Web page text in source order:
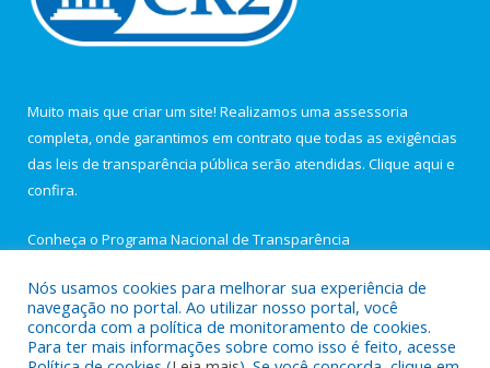
Muito mais que criar um site! Realizamos uma assessoria
completa, onde garantimos em contrato que todas as exigências
das leis de transparência pública serão atendidas. Clique aqui e
confira.
Conheça o Programa Nacional de Transparência
Todos os direitos reservados a Câmara Municipal de Igarapé-
Nós usamos cookies para melhorar sua experiência de
navegação no portal. Ao utilizar nosso portal, você
concorda com a política de monitoramento de cookies.
Para ter mais informações sobre como isso é feito, acesse